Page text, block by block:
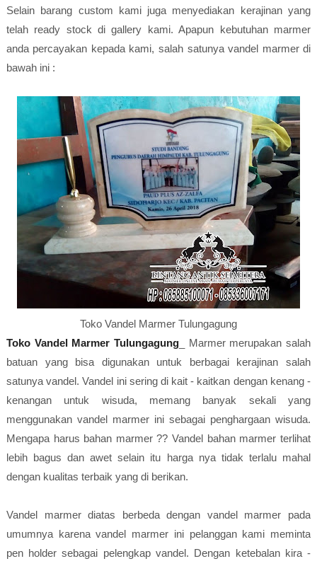
Selain barang custom kami juga menyediakan kerajinan yang
telah ready stock di gallery kami. Apapun kebutuhan marmer
anda percayakan kepada kami, salah satunya vandel marmer di
bawah ini :
Toko Vandel Marmer Tulungagung
Toko Vandel Marmer Tulungagung _ Marmer merupakan salah
batuan yang bisa digunakan untuk berbagai kerajinan salah
satunya vandel. Vandel ini sering di kait - kaitkan dengan kenang -
kenangan untuk wisuda, memang banyak sekali yang
menggunakan vandel marmer ini sebagai penghargaan wisuda.
Mengapa harus bahan marmer ?? Vandel bahan marmer terlihat
lebih bagus dan awet selain itu harga nya tidak terlalu mahal
dengan kualitas terbaik yang di berikan.
Vandel marmer diatas berbeda dengan vandel marmer pada
umumnya karena vandel marmer ini pelanggan kami meminta
pen holder sebagai pelengkap vandel. Dengan ketebalan kira -